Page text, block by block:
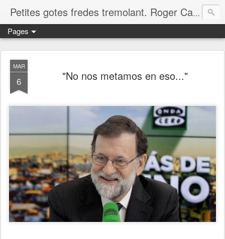
Petites gotes fredes tremolant. Roger Casero Gumbau. Girona
Pages
MAR
6 "No nos metamos en eso..."